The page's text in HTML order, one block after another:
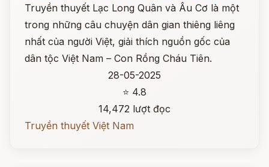
Truyền thuyết Lạc Long Quân và Âu Cơ là một
trong những câu chuyện dân gian thiêng liêng
nhất của người Việt, giải thích nguồn gốc của
dân tộc Việt Nam – Con Rồng Cháu Tiên.
28-05-2025
⭐ 4.8
14,472 lượt đọc
Truyền thuyết Việt Nam